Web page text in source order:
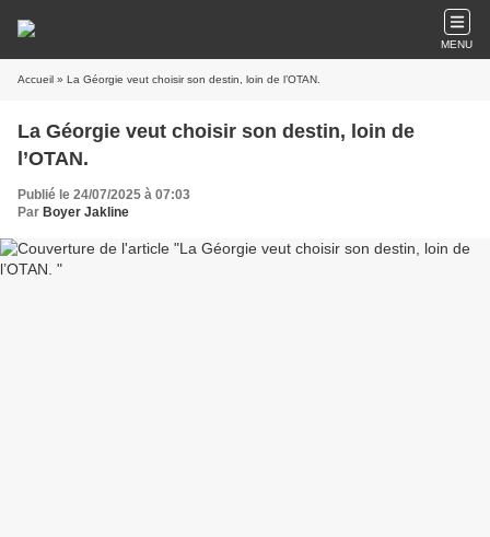
MENU
Accueil » La Géorgie veut choisir son destin, loin de l’OTAN.
La Géorgie veut choisir son destin, loin de
l’OTAN.
Publié le 24/07/2025 à 07:03
Par Boyer Jakline